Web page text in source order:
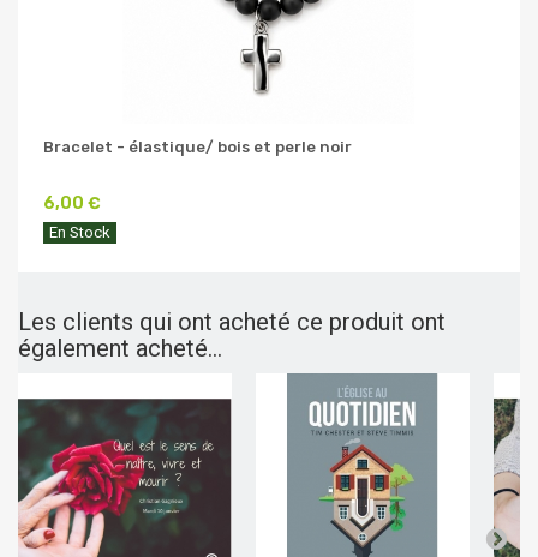
Bracelet - élastique/ bois et perle noir
6,00 €
En Stock
Les clients qui ont acheté ce produit ont
également acheté...